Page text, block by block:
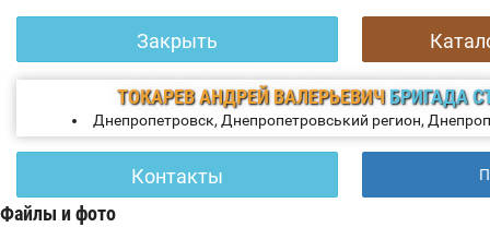
Закрыть
ТОКАРЕВ АНДРЕЙ ВАЛЕРЬЕВИЧБРИГАДА
Днепропетровск, Днепропетровський регион,
Контакты
Файлы и фото